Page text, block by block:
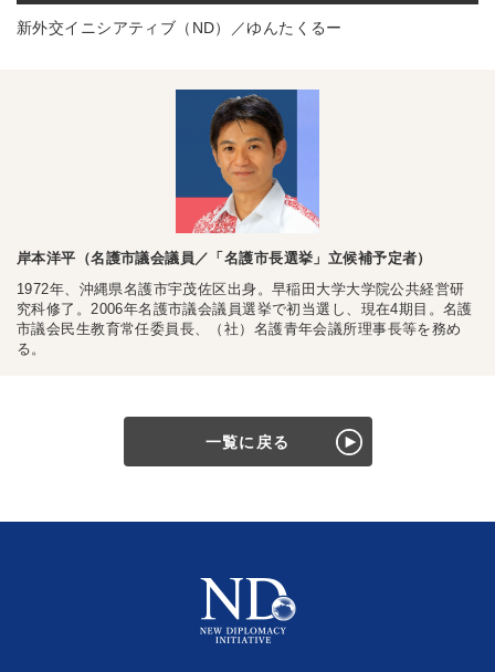
新外交イニシアティブ（ND）／ゆんたくるー
岸本洋平（名護市議会議員／「名護市長選挙」立候補予定者）
1972年、沖縄県名護市宇茂佐区出身。早稲田大学大学院公共経営研
究科修了。2006年名護市議会議員選挙で初当選し、現在4期目。名護
市議会民生教育常任委員長、（社）名護青年会議所理事長等を務め
る。
一覧に戻る